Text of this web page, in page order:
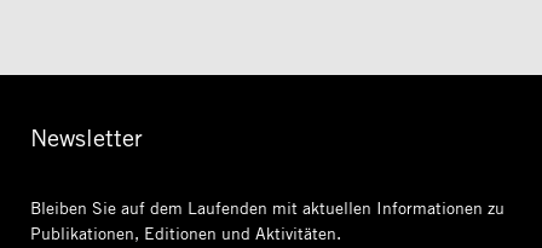
Newsletter
Bleiben Sie auf dem Laufenden mit aktuellen Informationen zu
Publikationen, Editionen und Aktivitäten.